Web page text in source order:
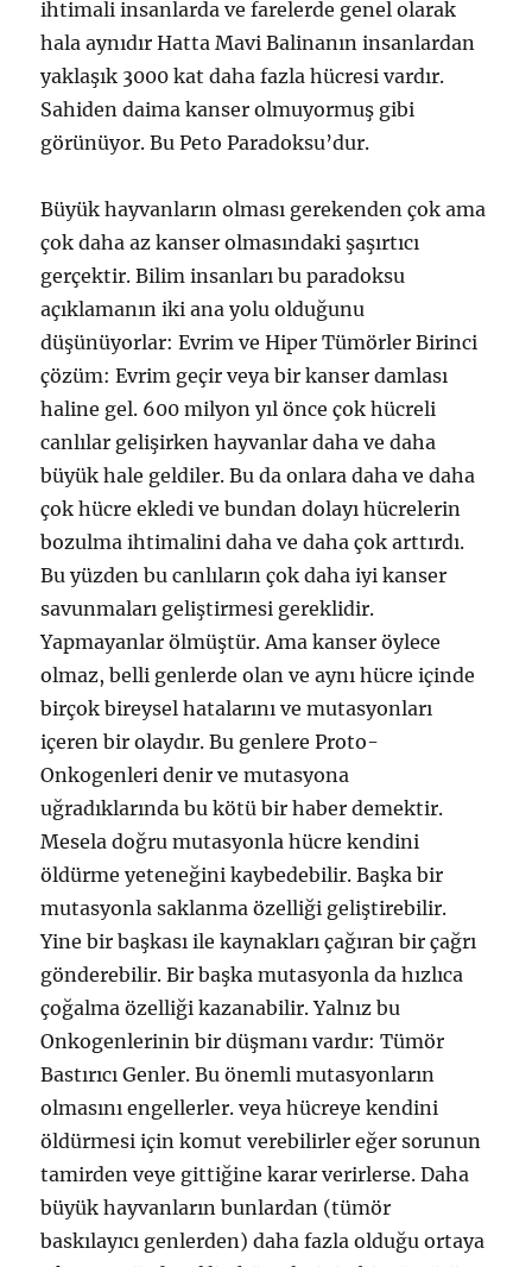
ihtimali insanlarda ve farelerde genel olarak
hala aynıdır Hatta Mavi Balinanın insanlardan
yaklaşık 3000 kat daha fazla hücresi vardır.
Sahiden daima kanser olmuyormuş gibi
görünüyor. Bu Peto Paradoksu’dur.
Büyük hayvanların olması gerekenden çok ama
çok daha az kanser olmasındaki şaşırtıcı
gerçektir. Bilim insanları bu paradoksu
açıklamanın iki ana yolu olduğunu
düşünüyorlar: Evrim ve Hiper Tümörler Birinci
çözüm: Evrim geçir veya bir kanser damlası
haline gel. 600 milyon yıl önce çok hücreli
canlılar gelişirken hayvanlar daha ve daha
büyük hale geldiler. Bu da onlara daha ve daha
çok hücre ekledi ve bundan dolayı hücrelerin
bozulma ihtimalini daha ve daha çok arttırdı.
Bu yüzden bu canlıların çok daha iyi kanser
savunmaları geliştirmesi gereklidir.
Yapmayanlar ölmüştür. Ama kanser öylece
olmaz, belli genlerde olan ve aynı hücre içinde
birçok bireysel hatalarını ve mutasyonları
içeren bir olaydır. Bu genlere Proto-
Onkogenleri denir ve mutasyona
uğradıklarında bu kötü bir haber demektir.
Mesela doğru mutasyonla hücre kendini
öldürme yeteneğini kaybedebilir. Başka bir
mutasyonla saklanma özelliği geliştirebilir.
Yine bir başkası ile kaynakları çağıran bir çağrı
gönderebilir. Bir başka mutasyonla da hızlıca
çoğalma özelliği kazanabilir. Yalnız bu
Onkogenlerinin bir düşmanı vardır: Tümör
Bastırıcı Genler. Bu önemli mutasyonların
olmasını engellerler. veya hücreye kendini
öldürmesi için komut verebilirler eğer sorunun
tamirden veye gittiğine karar verirlerse. Daha
büyük hayvanların bunlardan (tümör
baskılayıcı genlerden) daha fazla olduğu ortaya